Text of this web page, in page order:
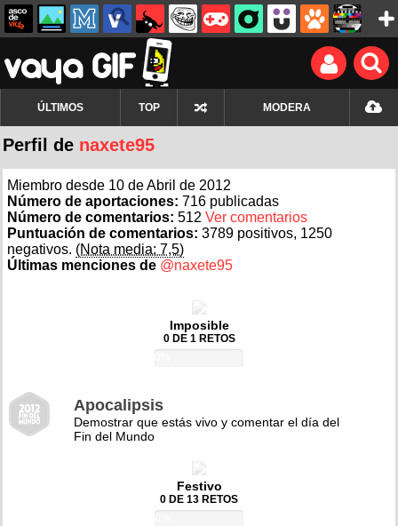
ÚLTIMOS TOP MODERA
Perfil de naxete95
Miembro desde 10 de Abril de 2012
Número de aportaciones: 716 publicadas
Número de comentarios: 512 Ver comentarios
Puntuación de comentarios: 3789 positivos, 1250
negativos. (Nota media: 7,5)
Últimas menciones de @naxete95
Imposible
0 DE 1 RETOS
Apocalipsis
Demostrar que estás vivo y comentar el día del
Fin del Mundo
Festivo
0 DE 13 RETOS